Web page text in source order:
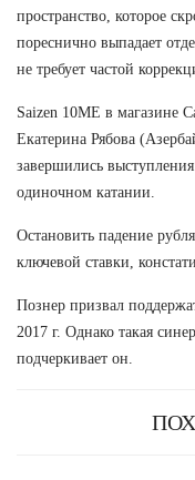
пространство, которое
пореснично выпадает
не требует частой
Saizen 10ME в магазине
Екатерина Рябова
завершились
одиночном катании.
Остановить падение
ключевой ставки,
Познер призвал
2017 г. Однако такая
подчеркивает он.